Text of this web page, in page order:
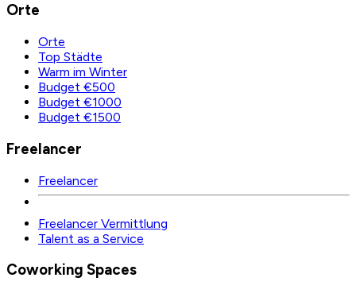
Orte
Orte
Top Städte
Warm im Winter
Budget €500
Budget €1000
Budget €1500
Freelancer
Freelancer
Freelancer Vermittlung
Talent as a Service
Coworking Spaces